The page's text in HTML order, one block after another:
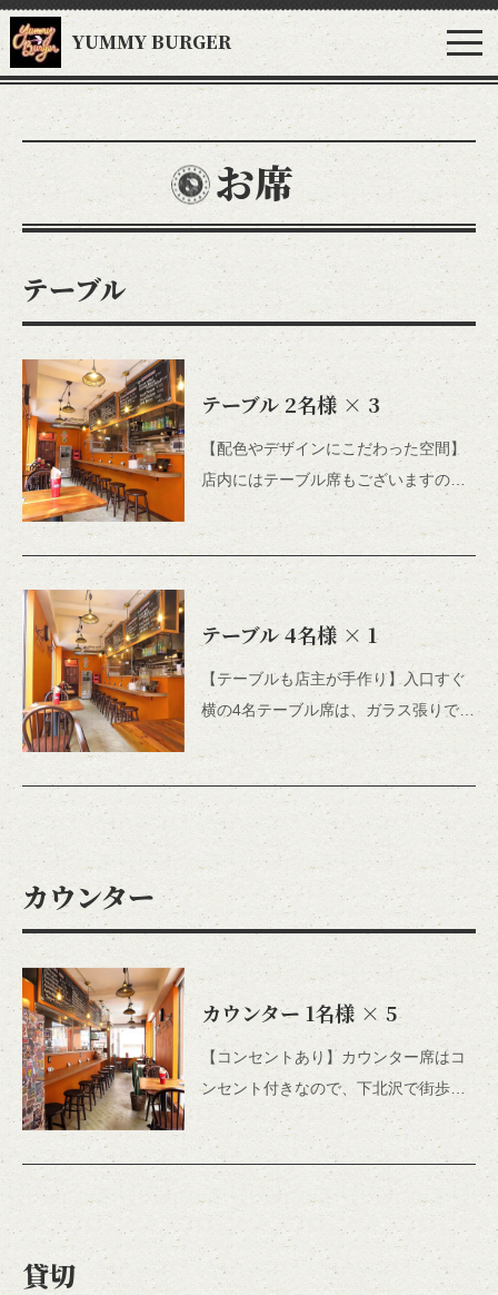
YUMMY BURGER
お席
テーブル
テーブル 2名様 × 3
【配色やデザインにこだわった空間】
店内にはテーブル席もございますの
で、ご友人とのお食事やデート利用に
も最適！YUMMY BURGERのテーブル
は、店主が全て手作りしたこだわりの
テーブル♪少しでもアメリカンスタイル
を感じていただけるよう、料理以外に
も全てこだわったハンバーガー店です
★
テーブル4名様 × 1
【テーブルも店主が手作り】入口すぐ
横の4名テーブル席は、ガラス張りで解
放感ある人気なお席です☆テイクアウ
トはもちろん、店内でもゆったりハン
バーガーやサンドイッチをお楽しみい
ただけるよう、リラックスできる空間
にこだわりました♪
カウンター
カウンター1名様× 5
【コンセントあり】カウンター席はコ
ンセント付きなので、下北沢で街歩き
をして携帯の電池がきれてしまった時
でも安心♪お１人様のご来店も大歓迎
で、気さくな店主との雑談もお楽しみ
の1つ！噛めば噛むほど旨味が溢れるハ
ンバーガーのように、聞けば聞くほど
YUMMY BURGERへのこだわりが溢れ
貸切
この店舗情報をシェアする
お席 | YUMMY BURGER
東京都世田谷区北沢２－３３－６ 藤原ビル１Ｆ
https://yummy-burger.owst.jp/seats